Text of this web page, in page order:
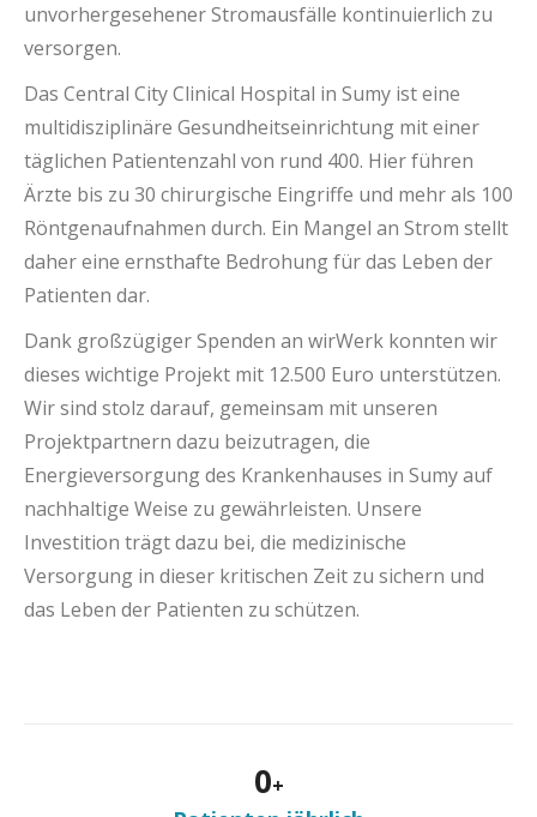
unvorhergesehener Stromausfälle kontinuierlich zu
versorgen.
Das Central City Clinical Hospital in Sumy ist eine
multidisziplinäre Gesundheitseinrichtung mit einer
täglichen Patientenzahl von rund 400. Hier führen
Ärzte bis zu 30 chirurgische Eingriffe und mehr als 100
Röntgenaufnahmen durch. Ein Mangel an Strom stellt
daher eine ernsthafte Bedrohung für das Leben der
Patienten dar.
Dank großzügiger Spenden an wirWerk konnten wir
dieses wichtige Projekt mit 12.500 Euro unterstützen.
Wir sind stolz darauf, gemeinsam mit unseren
Projektpartnern dazu beizutragen, die
Energieversorgung des Krankenhauses in Sumy auf
nachhaltige Weise zu gewährleisten. Unsere
Investition trägt dazu bei, die medizinische
Versorgung in dieser kritischen Zeit zu sichern und
das Leben der Patienten zu schützen.
0+